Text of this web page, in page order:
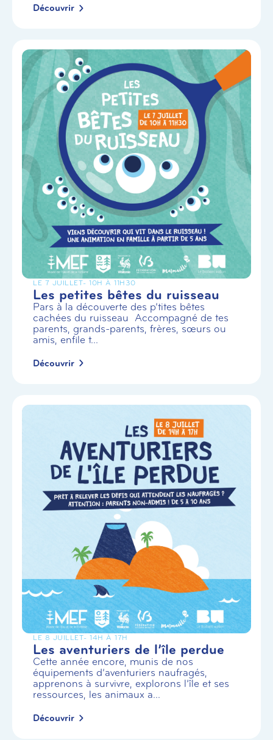
Découvrir
LE 7 JUILLET- 10H À 11H30
Les petites bêtes du ruisseau
Pars à la découverte des p’tites bêtes
cachées du ruisseau Accompagné de tes
parents, grands-parents, frères, sœurs ou
amis, enfile t...
Découvrir
LE 8 JUILLET- 14H À 17H
Les aventuriers de l’île perdue
Cette année encore, munis de nos
équipements d’aventuriers naufragés,
apprenons à survivre, explorons l’île et ses
ressources, les animaux a...
Découvrir